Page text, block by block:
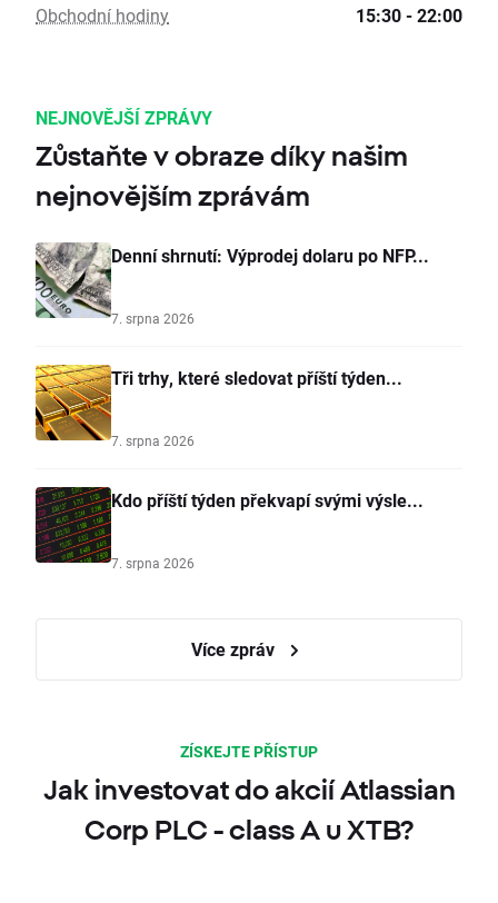
Obchodní hodiny 15:30 - 22:00
NEJNOVĚJŠÍ ZPRÁVY
Zůstaňte v obraze díky našim
nejnovějším zprávám
Denní shrnutí: Výprodej dolaru po NFP...
7. srpna 2026
Tři trhy, které sledovat příští týden...
7. srpna 2026
Kdo příští týden překvapí svými výsle...
7. srpna 2026
Více zpráv
ZÍSKEJTE PŘÍSTUP
Jak investovat do akcií Atlassian
Corp PLC - class A u XTB?